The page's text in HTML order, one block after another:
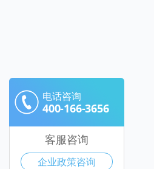
电话咨询
400-166-3656
客服咨询
企业政策咨询